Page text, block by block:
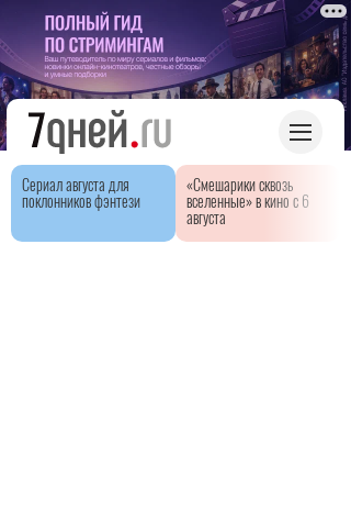
Сериал августа для
поклонников фэнтези
«Смешарики сквозь
вселенные» в кино с 6
августа